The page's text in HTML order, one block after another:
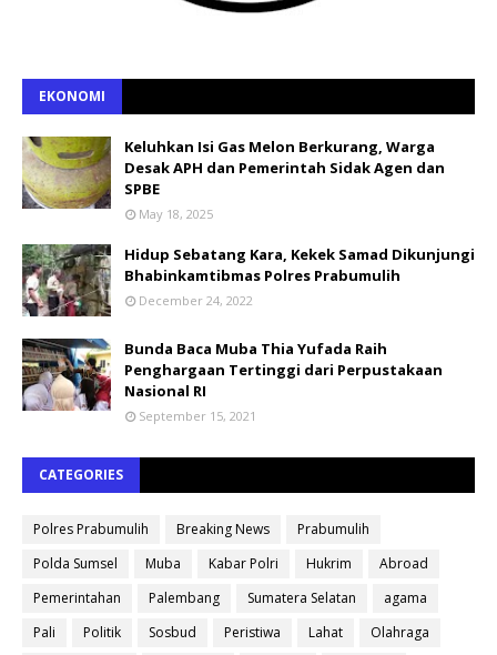
EKONOMI
Keluhkan Isi Gas Melon Berkurang, Warga
Desak APH dan Pemerintah Sidak Agen dan
SPBE
May 18, 2025
Hidup Sebatang Kara, Kekek Samad Dikunjungi
Bhabinkamtibmas Polres Prabumulih
December 24, 2022
Bunda Baca Muba Thia Yufada Raih
Penghargaan Tertinggi dari Perpustakaan
Nasional RI
September 15, 2021
CATEGORIES
Polres Prabumulih Breaking News
Prabumulih
Polda Sumsel
Muba Kabar Polri Hukrim
Abroad
Pemerintahan
Palembang Sumatera Selatan
agama
Pali
Politik Sosbud Peristiwa Lahat
Olahraga